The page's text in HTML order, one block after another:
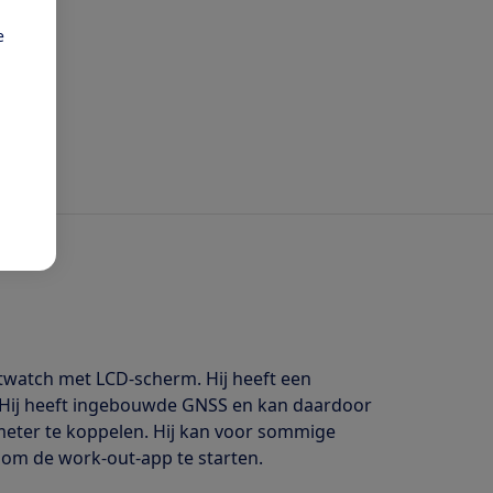
met LCD-scherm. Hij heeft een
heeft ingebouwde GNSS en kan daardoor
te koppelen. Hij kan voor sommige
de work-out-app te starten.